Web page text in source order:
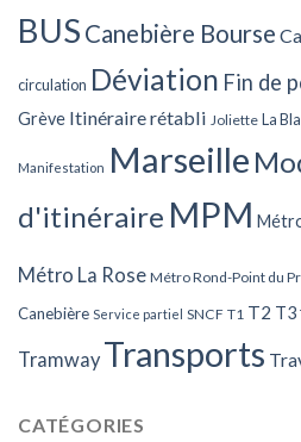
BUS Canebière Bourse
circulation Déviation Fin de
Grève Itinéraire rétabli Joliette La
Manifestation Marseille
d'itinéraire MPM
Métro La Rose Métro Rond-Point du
Canebière Service partiel SNCF T1 T2 T3
Tramway Transports
CATÉGORIES